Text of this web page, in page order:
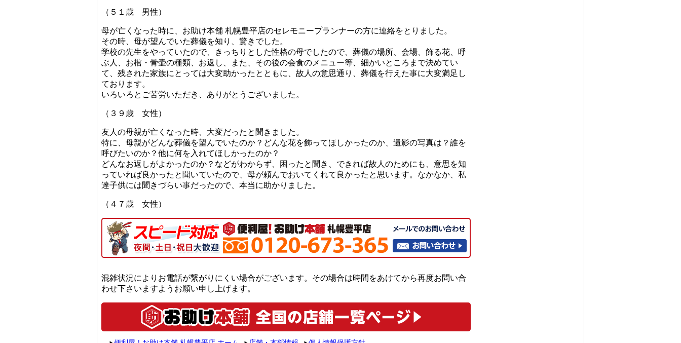
（５１歳 男性）
母が亡くなった時に、お助け本舗 札幌豊平店のセレモニープランナーの方に連絡をとりました。
その時、母が望んでいた葬儀を知り、驚きでした。
学校の先生をやっていたので、きっちりとした性格の母でしたので、葬儀の場所、会場、飾る花、呼
ぶ人、お棺・骨壷の種類、お返し、また、その後の会食のメニュー等、細かいところまで決めてい
て、残された家族にとっては大変助かったとともに、故人の意思通り、葬儀を行えた事に大変満足し
ております。
いろいろとご苦労いただき、ありがとうございました。
（３９歳 女性）
友人の母親が亡くなった時、大変だったと聞きました。
特に、母親がどんな葬儀を望んでいたのか？どんな花を飾ってほしかったのか、遺影の写真は？誰を
呼びたいのか？他に何を入れてほしかったのか？
どんなお返しがよかったのか？などがわからず、困ったと聞き、できれば故人のためにも、意思を知
っていれば良かったと聞いていたので、母が頼んでおいてくれて良かったと思います。なかなか、私
達子供には聞きづらい事だったので、本当に助かりました。
（４７歳 女性）
混雑状況によりお電話が繋がりにくい場合がございます。その場合は時間をあけてから再度お問い合
わせ下さいますようお願い申し上げます。